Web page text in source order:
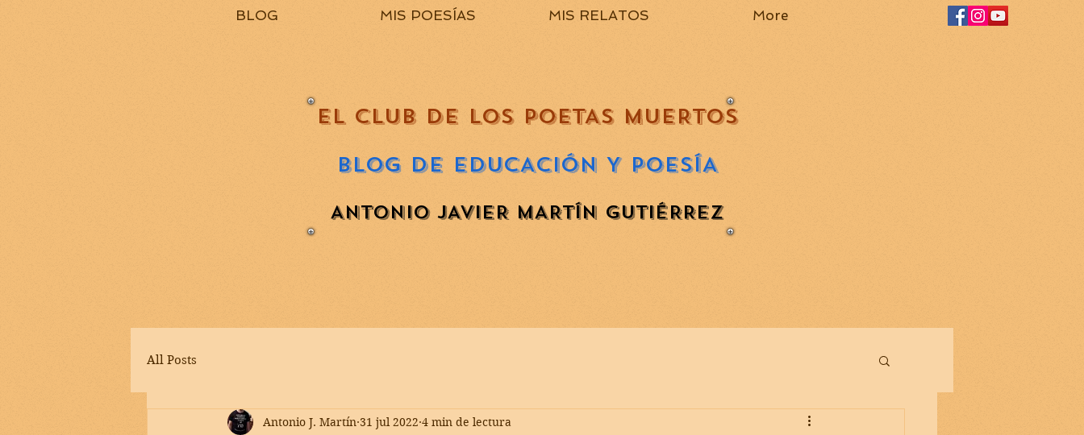
EL CLUB DE LOS POETAS MUERTOS
BLOG DE EDUCACIÓN Y POESÍA
ANTONIO JAVIER MARTÍN GUTIÉRREZ
BLOG MIS POESÍAS MIS RELATOS More
All Posts
Antonio J. Martín 31 jul 2022 4 min de lectura